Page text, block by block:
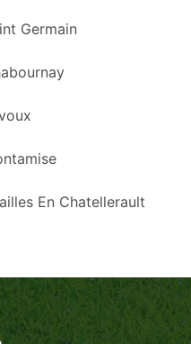
Germain
En Chatellerault